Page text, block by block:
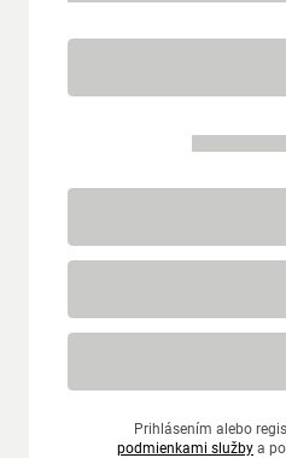
Prihlásením alebo
podmienkami služby a